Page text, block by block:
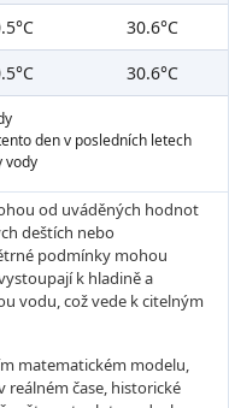
30.6°C
30.6°C
den v posledních letech
vody
od uváděných hodnot
deštích nebo
podmínky mohou
k hladině a
vodu, což vede k citelným
matematickém modelu,
čase, historické